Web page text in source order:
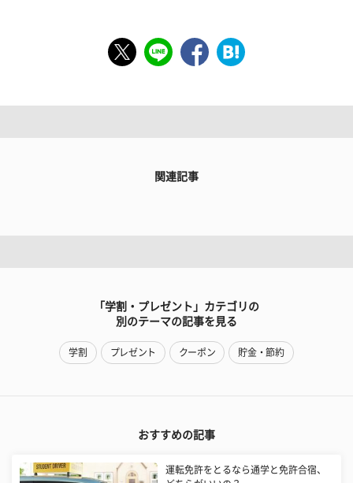
関連記事
「学割・プレゼント」カテゴリの
別のテーマの記事を見る
学割 プレゼント クーポン 貯金・節約
おすすめの記事
運転免許をとるなら通学と免許合宿、